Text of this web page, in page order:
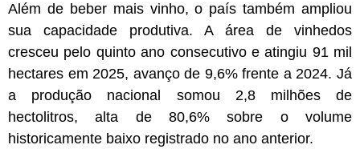
Além de beber mais vinho, o país também ampliou
sua capacidade produtiva. A área de vinhedos
cresceu pelo quinto ano consecutivo e atingiu 91 mil
hectares em 2025, avanço de 9,6% frente a 2024. Já
a produção nacional somou 2,8 milhões de
hectolitros, alta de 80,6% sobre o volume
historicamente baixo registrado no ano anterior.